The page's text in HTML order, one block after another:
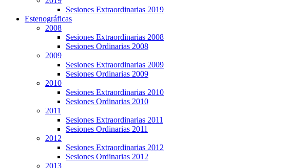
Sesiones Extraordinarias 2019
Estenográficas
2008
Sesiones Extraordinarias 2008
Sesiones Ordinarias 2008
2009
Sesiones Extraordinarias 2009
Sesiones Ordinarias 2009
2010
Sesiones Extraordinarias 2010
Sesiones Ordinarias 2010
2011
Sesiones Extraordinarias 2011
Sesiones Ordinarias 2011
2012
Sesiones Extraordinarias 2012
Sesiones Ordinarias 2012
2013